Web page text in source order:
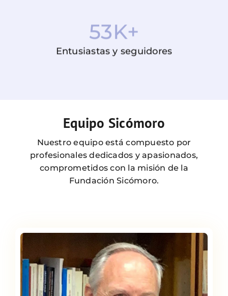
53K+
Entusiastas y seguidores
Equipo Sicómoro
Nuestro equipo está compuesto por
profesionales dedicados y apasionados,
comprometidos con la misión de la
Fundación Sicómoro.